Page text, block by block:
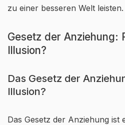
zu einer besseren Welt leisten.
Gesetz der Anziehung:
Illusion?
Das Gesetz der
Illusion?
Das Gesetz der Anziehung ist